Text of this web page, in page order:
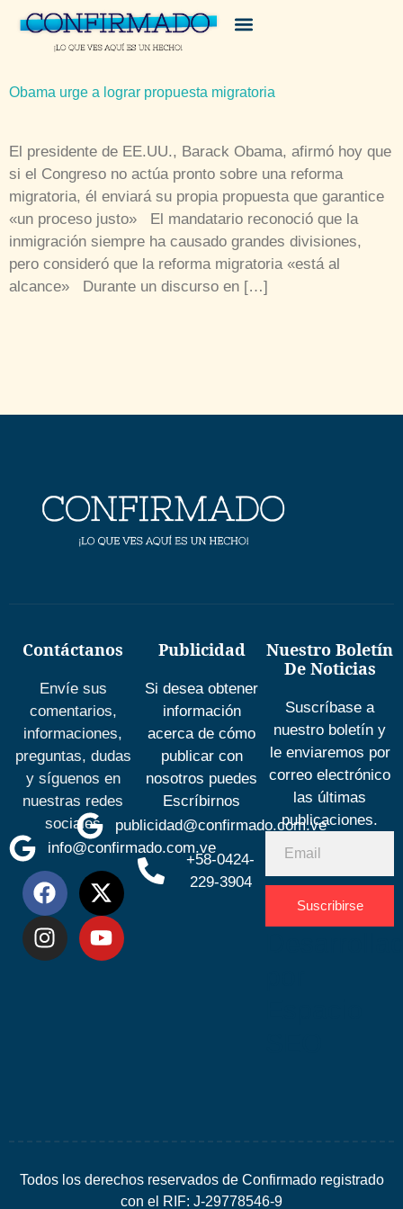
Obama urge a lograr propuesta migratoria
El presidente de EE.UU., Barack Obama, afirmó hoy que
si el Congreso no actúa pronto sobre una reforma
migratoria, él enviará su propia propuesta que garantice
«un proceso justo» El mandatario reconoció que la
inmigración siempre ha causado grandes divisiones,
pero consideró que la reforma migratoria «está al
alcance» Durante un discurso en […]
Contáctanos
Envíe sus
comentarios,
informaciones,
preguntas, dudas
y síguenos en
nuestras redes
sociales
info@confirmado.com.ve
Publicidad
Si desea obtener
información
acerca de cómo
publicar con
nosotros puedes
Escríbirnos
publicidad@confirmado.com.ve
+58-0424-
229-3904
Nuestro Boletín
De Noticias
Suscríbase a
nuestro boletín y
le enviaremos por
correo electrónico
las últimas
publicaciones.
Suscribirse
Todos los derechos reservados de Confirmado registrado
con el RIF: J-29778546-9